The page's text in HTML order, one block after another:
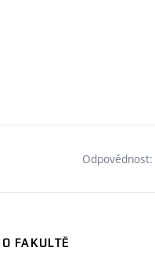
Odpovědnost:
O FAKULTĚ